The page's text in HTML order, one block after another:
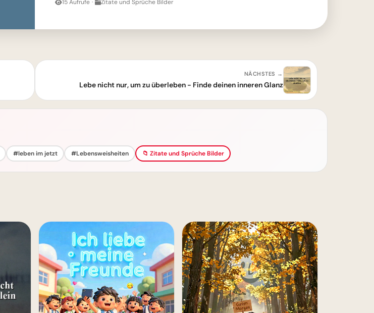
15 Aufrufe · Zitate und Sprüche Bilder
NÄCHSTES →
Lebe nicht nur, um zu überleben - Finde deinen inneren Glanz
#leben im jetzt #Lebensweisheiten 📁 Zitate und Sprüche Bilder